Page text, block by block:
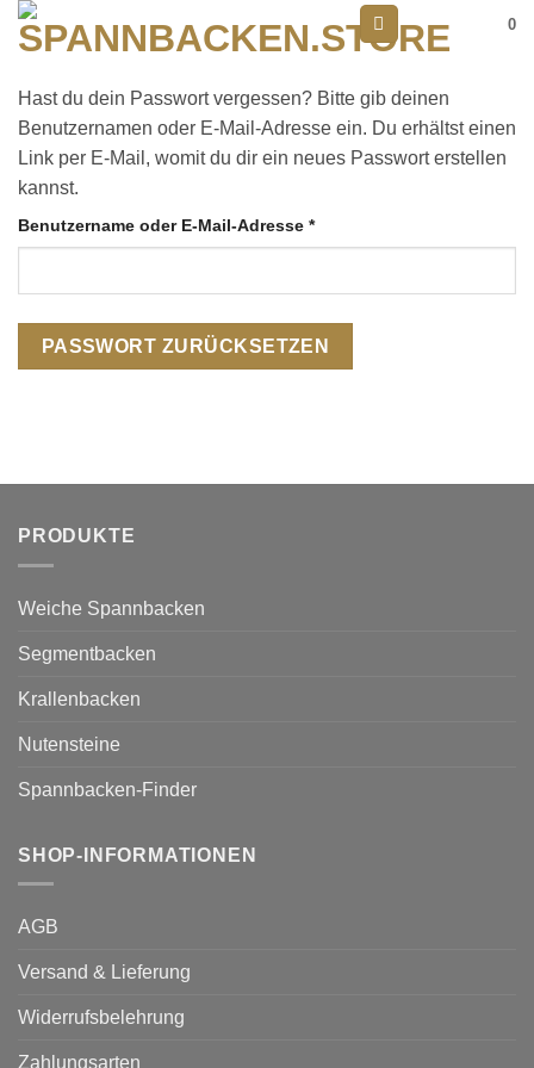
Zum
Inhalt
0
Hast du dein Passwort vergessen? Bitte gib deinen
Benutzernamen oder E-Mail-Adresse ein. Du erhältst einen
Link per E-Mail, womit du dir ein neues Passwort erstellen
kannst.
Benutzername oder E-Mail-Adresse *Erforderlich
PASSWORT ZURÜCKSETZEN
PRODUKTE
Weiche Spannbacken
Segmentbacken
Krallenbacken
Nutensteine
Spannbacken-Finder
SHOP-INFORMATIONEN
AGB
Versand & Lieferung
Widerrufsbelehrung
Zahlungsarten